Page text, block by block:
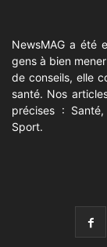
NewsMAG a été
gens à bien
de conseils, elle
santé. Nos
précises :
Sport.